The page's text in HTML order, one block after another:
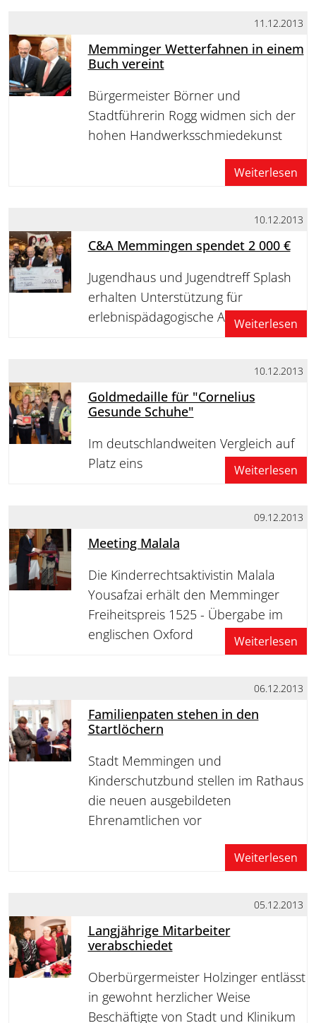
11.12.2013
Memminger Wetterfahnen in einem
Buch vereint
Bürgermeister Börner und
Stadtführerin Rogg widmen sich der
hohen Handwerksschmiedekunst
Weiterlesen
10.12.2013
C&A Memmingen spendet 2 000 €
Jugendhaus und Jugendtreff Splash
erhalten Unterstützung für
erlebnispädagogische Angebote
Weiterlesen
10.12.2013
Goldmedaille für "Cornelius
Gesunde Schuhe"
Im deutschlandweiten Vergleich auf
Platz eins
Weiterlesen
09.12.2013
Meeting Malala
Die Kinderrechtsaktivistin Malala
Yousafzai erhält den Memminger
Freiheitspreis 1525 - Übergabe im
englischen Oxford
Weiterlesen
06.12.2013
Familienpaten stehen in den
Startlöchern
Stadt Memmingen und
Kinderschutzbund stellen im Rathaus
die neuen ausgebildeten
Ehrenamtlichen vor
Weiterlesen
05.12.2013
Langjährige Mitarbeiter
verabschiedet
Oberbürgermeister Holzinger entlässt
in gewohnt herzlicher Weise
Beschäftigte von Stadt und Klinikum